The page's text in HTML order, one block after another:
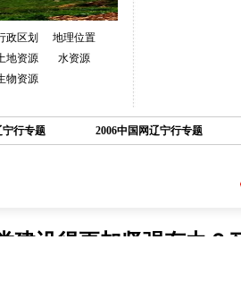
政区划
地理位置
地资源
水资源
物资源
宁行专题 2006中国网辽宁行专题